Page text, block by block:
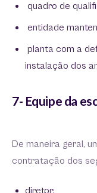
quadro de
entidade
planta com a
instalação dos
7- Equipe da
De maneira geral,
contratação dos